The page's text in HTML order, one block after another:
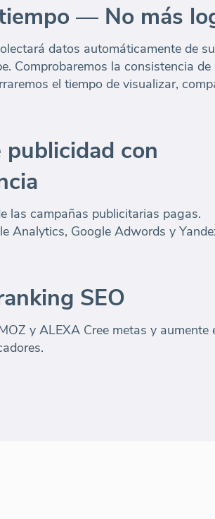
— No más
datos automáticamente de
Comprobaremos la consistencia de
el tiempo de visualizar,
publicidad con
las campañas publicitarias pagas.
Analytics, Google Adwords y
SEO
y ALEXA Cree metas y aumente